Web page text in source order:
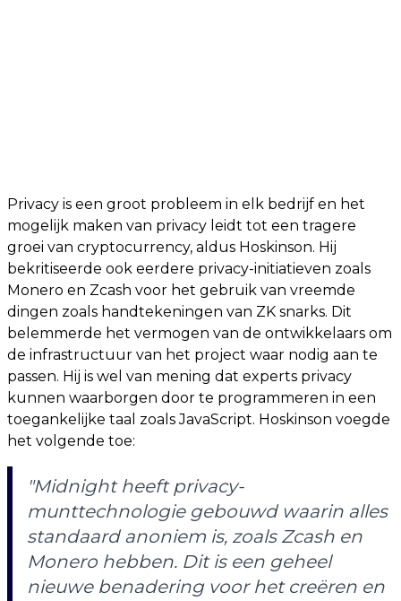
Privacy is een groot probleem in elk bedrijf en het
mogelijk maken van privacy leidt tot een tragere
groei van cryptocurrency, aldus Hoskinson. Hij
bekritiseerde ook eerdere privacy-initiatieven zoals
Monero en Zcash voor het gebruik van vreemde
dingen zoals handtekeningen van ZK snarks. Dit
belemmerde het vermogen van de ontwikkelaars om
de infrastructuur van het project waar nodig aan te
passen. Hij is wel van mening dat experts privacy
kunnen waarborgen door te programmeren in een
toegankelijke taal zoals JavaScript. Hoskinson voegde
het volgende toe:
"Midnight heeft privacy-
munttechnologie gebouwd waarin alles
standaard anoniem is, zoals Zcash en
Monero hebben. Dit is een geheel
nieuwe benadering voor het creëren en